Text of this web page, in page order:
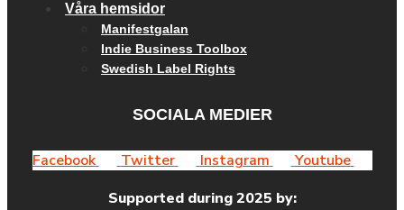
Våra hemsidor
Manifestgalan
Indie Business Toolbox
Swedish Label Rights
SOCIALA MEDIER
Facebook Twitter Instagram
Youtube
Supported during 2025 by: